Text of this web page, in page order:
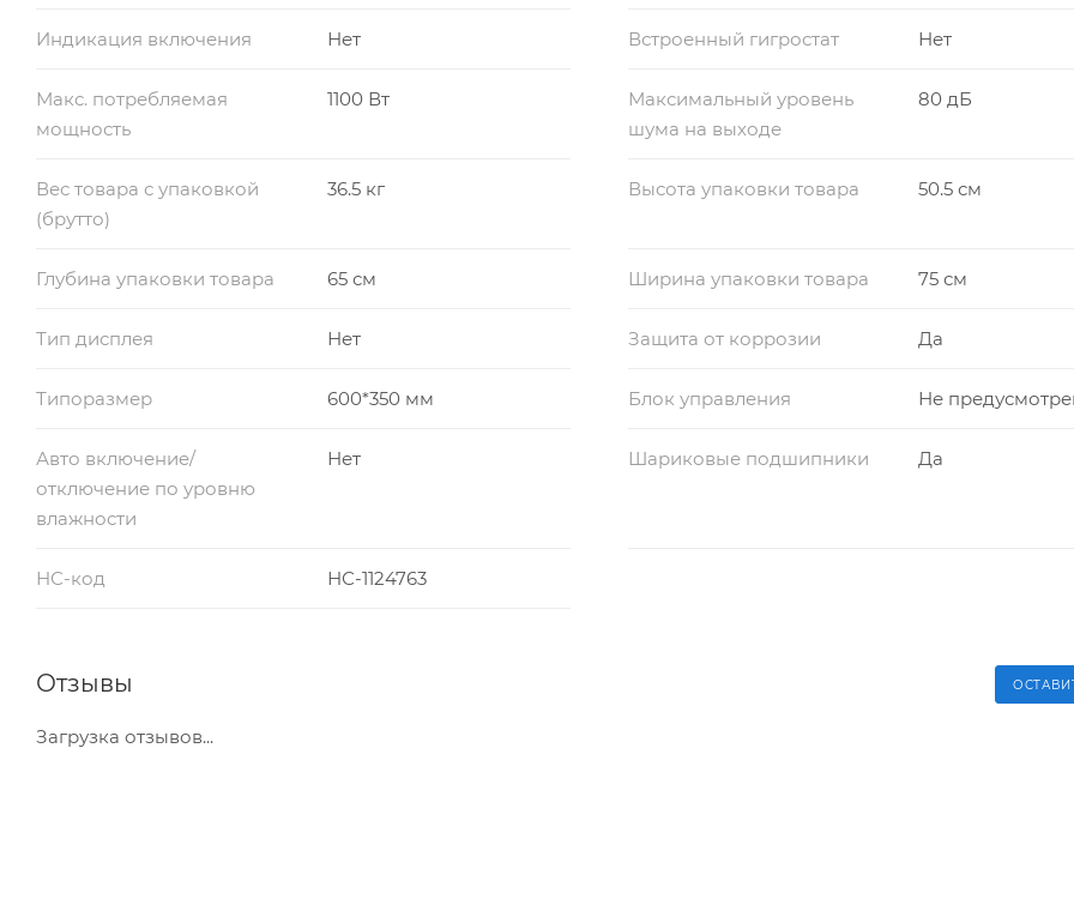
Индикация включения Нет Встроенный гигростат Нет
Макс. потребляемая
мощность
1100 Вт
Максимальный уровень
шума на выходе
80 дБ
Вес товара с упаковкой
(брутто)
36.5 кг Высота упаковки товара 50.5 см
Глубина упаковки товара 65 см Ширина упаковки товара 75 см
Тип дисплея Нет Защита от коррозии Да
Типоразмер 600*350 мм Блок управления Не
Авто включение/
отключение по уровню
влажности
Нет Шариковые подшипники Да
НС-код НС-1124763
Отзывы
Загрузка отзывов...